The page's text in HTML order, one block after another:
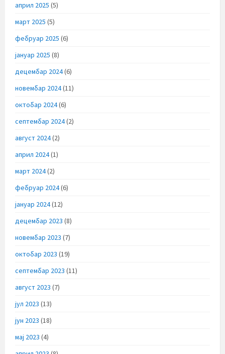
април 2025 (5)
март 2025 (5)
фебруар 2025 (6)
јануар 2025 (8)
децембар 2024(6)
новембар 2024(11)
октобар 2024(6)
септембар 2024(2)
август 2024(2)
април 2024(1)
март 2024(2)
фебруар 2024(6)
јануар 2024(12)
децембар 2023 (8)
новембар 2023 (7)
октобар 2023 (19)
септембар 2023 (11)
август 2023 (7)
јул 2023 (13)
јун 2023 (18)
мај 2023 (4)